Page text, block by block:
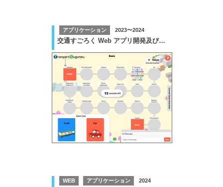
アプリケーション 2023〜2024
交通すごろく Web アプリ開発及び運用保守業務
WEB アプリケーション 2024